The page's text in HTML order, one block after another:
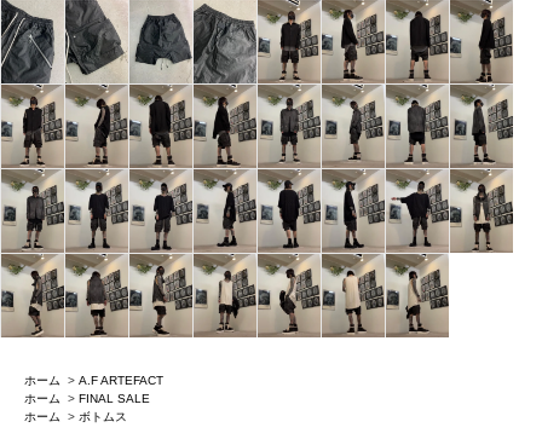
ホーム > A.F ARTEFACT
ホーム
> FINAL SALE
ホーム
> ボトムス